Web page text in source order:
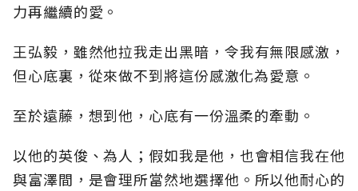
力再繼續的愛。
王弘毅，雖然他拉我走出黑暗，令我有無限感激，
但心底裏，從來做不到將這份感激化為愛意。
至於遠藤，想到他，心底有一份溫柔的牽動。
以他的英俊、為人；假如我是他，也會相信我在他
與富澤間，是會理所當然地選擇他。所以他耐心的